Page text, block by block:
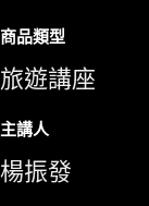
商品類型
旅遊講座
主講人
楊振發